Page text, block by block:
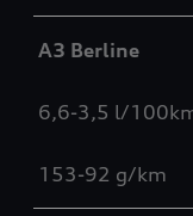
A3 Berline
6,6-3,5 l/
153-92 g/km